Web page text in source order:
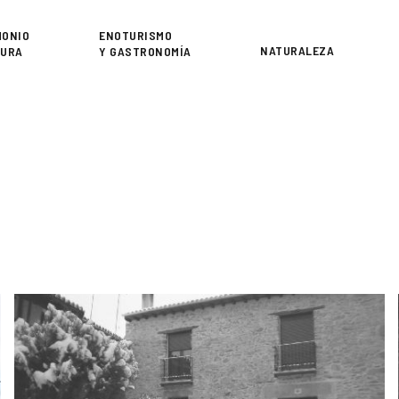
ENOTURISMO
Y GASTRONOMÍA
NATURALEZA